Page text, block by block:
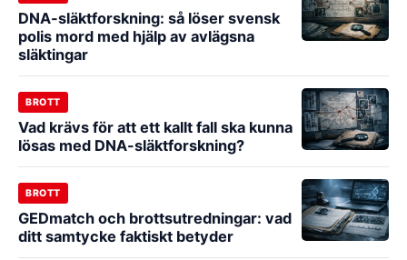
DNA-släktforskning: så löser svensk
polis mord med hjälp av avlägsna
släktingar
BROTT
Vad krävs för att ett kallt fall ska kunna
lösas med DNA-släktforskning?
BROTT
GEDmatch och brottsutredningar: vad
ditt samtycke faktiskt betyder